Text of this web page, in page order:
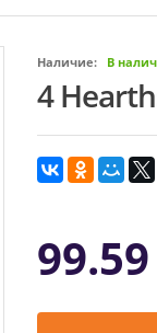
Наличие: В
4
99.59